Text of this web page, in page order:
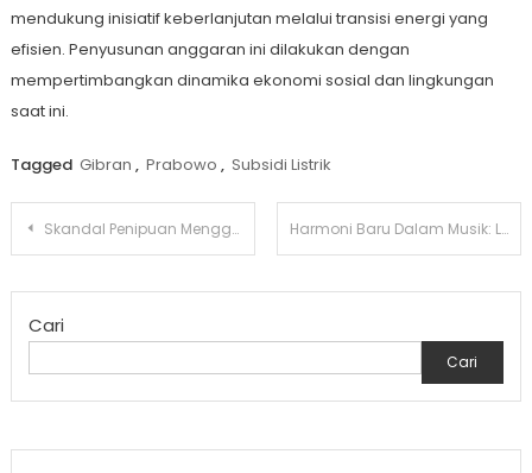
mendukung inisiatif keberlanjutan melalui transisi energi yang
efisien. Penyusunan anggaran ini dilakukan dengan
mempertimbangkan dinamika ekonomi sosial dan lingkungan
saat ini.
Tagged Gibran , Prabowo , Subsidi Listrik
Navigasi
Skandal Penipuan Mengguncang Jagat Hiburan: Suami Bunga Citra Lestari Terjerat Kasus Hukum Harmoni Baru Dalam Musik: Lukman NOAH dan Rekan-Rekan Luncurkan ‘By the Hundreds
Cari
Cari